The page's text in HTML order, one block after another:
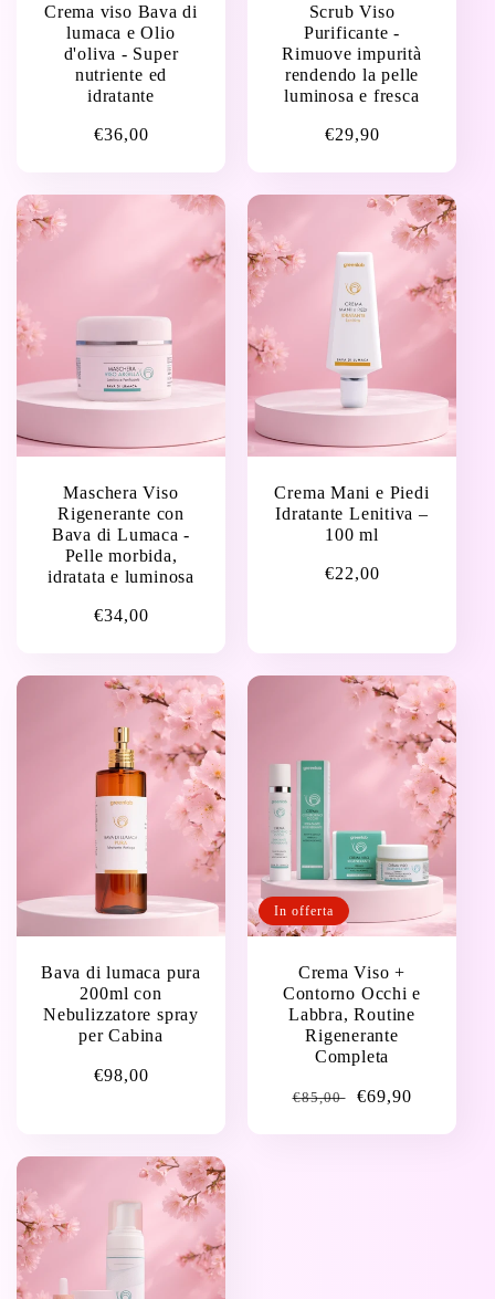
Crema viso Bava di
lumaca e Olio
d'oliva - Super
nutriente ed
idratante
Prezzo
€36,00
Scrub Viso
Purificante -
Rimuove impurità
rendendo la pelle
luminosa e fresca
Prezzo
€29,90
Maschera Viso
Rigenerante con
Bava di Lumaca -
Pelle morbida,
idratata e luminosa
Prezzo
€34,00
Crema Mani e Piedi
Idratante Lenitiva –
100 ml
Prezzo
€22,00
Bava di lumaca pura
200ml con
Nebulizzatore spray
per Cabina
Prezzo
€98,00
In offerta
Crema Viso +
Contorno Occhi e
Labbra, Routine
Rigenerante
Completa
Prezzo
€85,00
Prezzo
€69,90